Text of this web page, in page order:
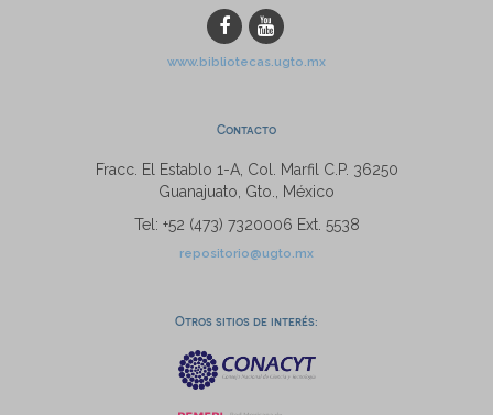
www.bibliotecas.ugto.mx
Contacto
Fracc. El Establo 1-A, Col. Marfil C.P. 36250
Guanajuato, Gto., México
Tel: +52 (473) 7320006 Ext. 5538
repositorio@ugto.mx
Otros sitios de interés: